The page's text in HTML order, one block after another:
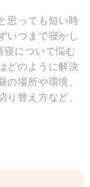
思っても短い時
いつまで寝かし
について悩む
どのように解決
場所や環境、
替え方など、